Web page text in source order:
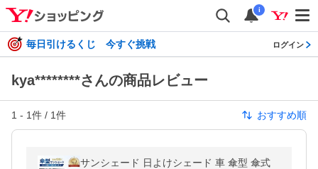
i
毎日引けるくじ 今すぐ挑戦 ログイン
kya********さんの商品レビュー
1 - 1件 / 1件 おすすめ順
サンシェード 日よけシェード 車 傘型 傘式